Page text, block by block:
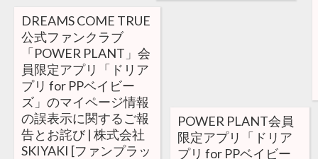
DREAMS COME TRUE
公式ファンクラブ
「POWER PLANT」会
員限定アプリ「ドリア
プリ for PPベイビー
ズ」のマイページ情報
の誤表示に関するご報
告とお詫び | 株式会社
SKIYAKI [ファンプラッ
POWER PLANT会員
限定アプリ「ドリア
プリ for PPベイビー